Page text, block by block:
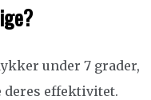
under 7 grader,
effektivitet.